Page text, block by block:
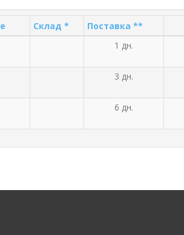
Склад * Поставка **
1 дн.
3 дн.
6 дн.